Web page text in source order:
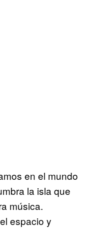
en el mundo
la isla que
música.
espacio y